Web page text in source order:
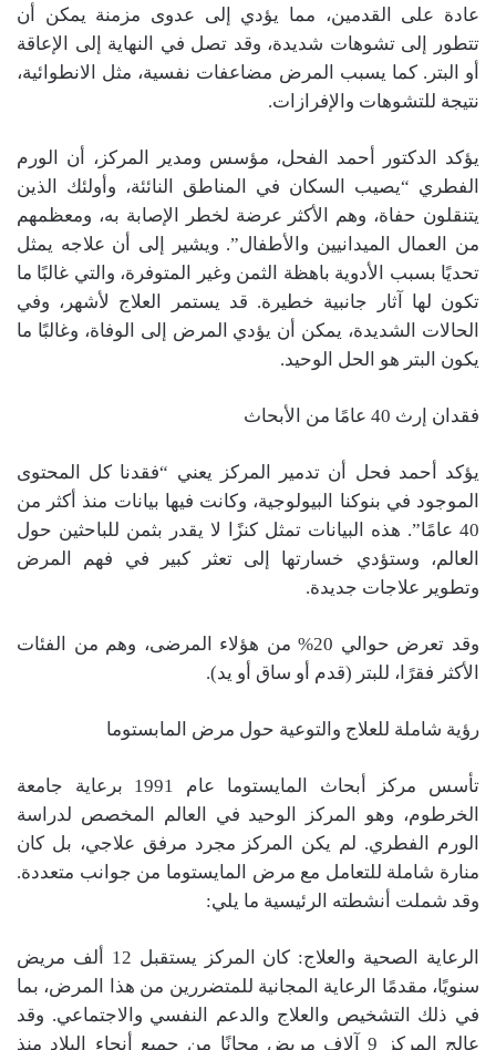
عادة على القدمين، مما يؤدي إلى عدوى مزمنة يمكن أن
تتطور إلى تشوهات شديدة، وقد تصل في النهاية إلى الإعاقة
أو البتر. كما يسبب المرض مضاعفات نفسية، مثل الانطوائية،
نتيجة للتشوهات والإفرازات.
يؤكد الدكتور أحمد الفحل، مؤسس ومدير المركز، أن الورم
الفطري “يصيب السكان في المناطق النائئة، وأولئك الذين
يتنقلون حفاة، وهم الأكثر عرضة لخطر الإصابة به، ومعظمهم
من العمال الميدانيين والأطفال”. ويشير إلى أن علاجه يمثل
تحديًا بسبب الأدوية باهظة الثمن وغير المتوفرة، والتي غالبًا ما
تكون لها آثار جانبية خطيرة. قد يستمر العلاج لأشهر، وفي
الحالات الشديدة، يمكن أن يؤدي المرض إلى الوفاة، وغالبًا ما
يكون البتر هو الحل الوحيد.
فقدان إرث 40 عامًا من الأبحاث
يؤكد أحمد فحل أن تدمير المركز يعني “فقدنا كل المحتوى
الموجود في بنوكنا البيولوجية، وكانت فيها بيانات منذ أكثر من
40 عامًا”. هذه البيانات تمثل كنزًا لا يقدر بثمن للباحثين حول
العالم، وستؤدي خسارتها إلى تعثر كبير في فهم المرض
وتطوير علاجات جديدة.
وقد تعرض حوالي 20% من هؤلاء المرضى، وهم من الفئات
الأكثر فقرًا، للبتر (قدم أو ساق أو يد).
رؤية شاملة للعلاج والتوعية حول مرض المابستوما
تأسس مركز أبحاث المايستوما عام 1991 برعاية جامعة
الخرطوم، وهو المركز الوحيد في العالم المخصص لدراسة
الورم الفطري. لم يكن المركز مجرد مرفق علاجي، بل كان
منارة شاملة للتعامل مع مرض المايستوما من جوانب متعددة.
وقد شملت أنشطته الرئيسية ما يلي:
الرعاية الصحية والعلاج: كان المركز يستقبل 12 ألف مريض
سنويًا، مقدمًا الرعاية المجانية للمتضررين من هذا المرض، بما
في ذلك التشخيص والعلاج والدعم النفسي والاجتماعي. وقد
عالج المركز 9 آلاف مريض مجانًا من جميع أنحاء البلاد منذ